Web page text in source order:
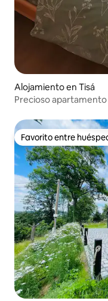
Alojamiento en Tisá
Precioso
Favorito entre
Favorito entre